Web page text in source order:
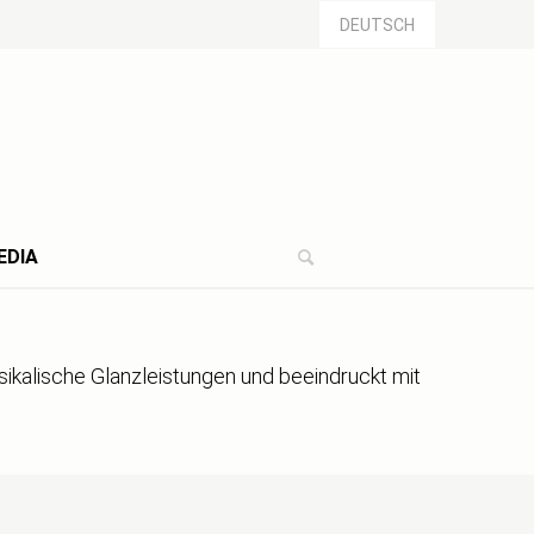
DEUTSCH
Glanzleistungen und beeindruckt mit